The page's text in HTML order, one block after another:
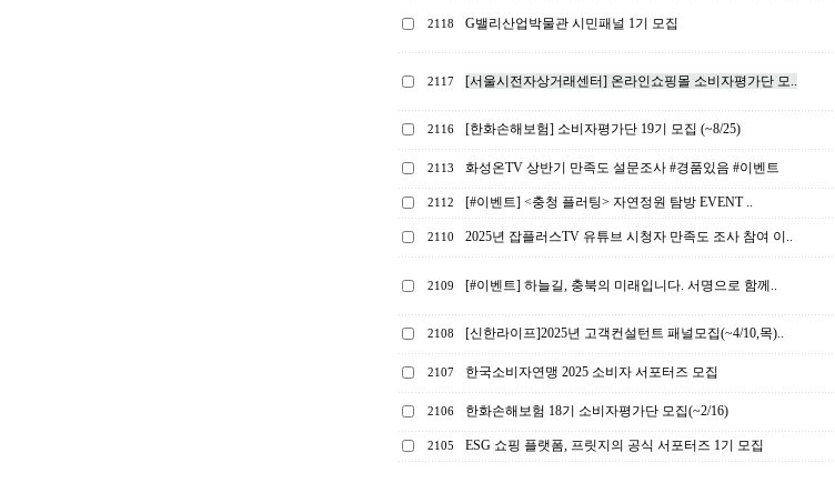
2118 G밸리산업박물관 시민패널 1기 모집
2117 [서울시전자상거래센터] 온라인쇼핑몰 소비자평가단 모..
2116 [한화손해보험] 소비자평가단 19기 모집 (~8/25)
2113 화성온TV 상반기 만족도 설문조사 #경품있음 #이벤트
2112 [#이벤트] <충청 플러팅> 자연정원 탐방 EVENT ..
2110 2025년 잡플러스TV 유튜브 시청자 만족도 조사 참여 이..
2109 [#이벤트] 하늘길, 충북의 미래입니다. 서명으로 함께..
2108 [신한라이프]2025년 고객컨설턴트 패널모집(~4/10,목)..
2107 한국소비자연맹 2025 소비자 서포터즈 모집
2106 한화손해보험 18기 소비자평가단 모집(~2/16)
2105 ESG 쇼핑 플랫폼, 프릿지의 공식 서포터즈 1기 모집